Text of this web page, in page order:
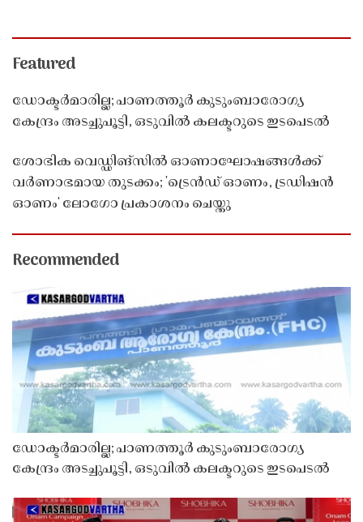
Featured
ഡോക്ടർമാരില്ല; പാണത്തൂർ കുടുംബാരോഗ്യ
കേന്ദ്രം അടച്ചുപൂട്ടി, ഒടുവിൽ കലക്ടറുടെ ഇടപെടൽ
ശോഭിക വെഡ്ഡിങ്സിൽ ഓണാഘോഷങ്ങൾക്ക്
വർണാഭമായ തുടക്കം; 'ട്രെൻഡ് ഓണം, ട്രഡിഷൻ
ഓണം' ലോഗോ പ്രകാശനം ചെയ്തു
Recommended
ഡോക്ടർമാരില്ല; പാണത്തൂർ കുടുംബാരോഗ്യ
കേന്ദ്രം അടച്ചുപൂട്ടി, ഒടുവിൽ കലക്ടറുടെ ഇടപെടൽ